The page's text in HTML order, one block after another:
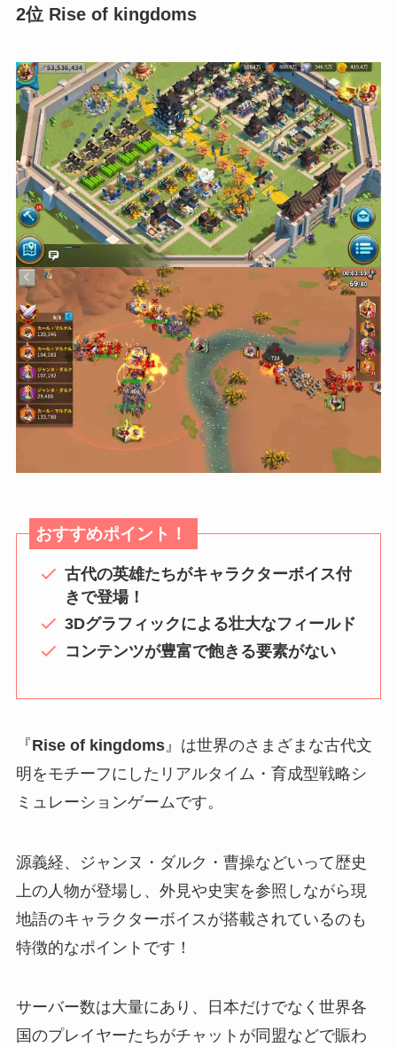
2位 Rise of kingdoms
おすすめポイント！
古代の英雄たちがキャラクターボイス付
きで登場！
3Dグラフィックによる壮大なフィールド
コンテンツが豊富で飽きる要素がない
『Rise of kingdoms』は世界のさまざまな古代文
明をモチーフにしたリアルタイム・育成型戦略シ
ミュレーションゲームです。
源義経、ジャンヌ・ダルク・曹操などいって歴史
上の人物が登場し、外見や史実を参照しながら現
地語のキャラクターボイスが搭載されているのも
特徴的なポイントです！
サーバー数は大量にあり、日本だけでなく世界各
国のプレイヤーたちがチャットが同盟などで賑わ